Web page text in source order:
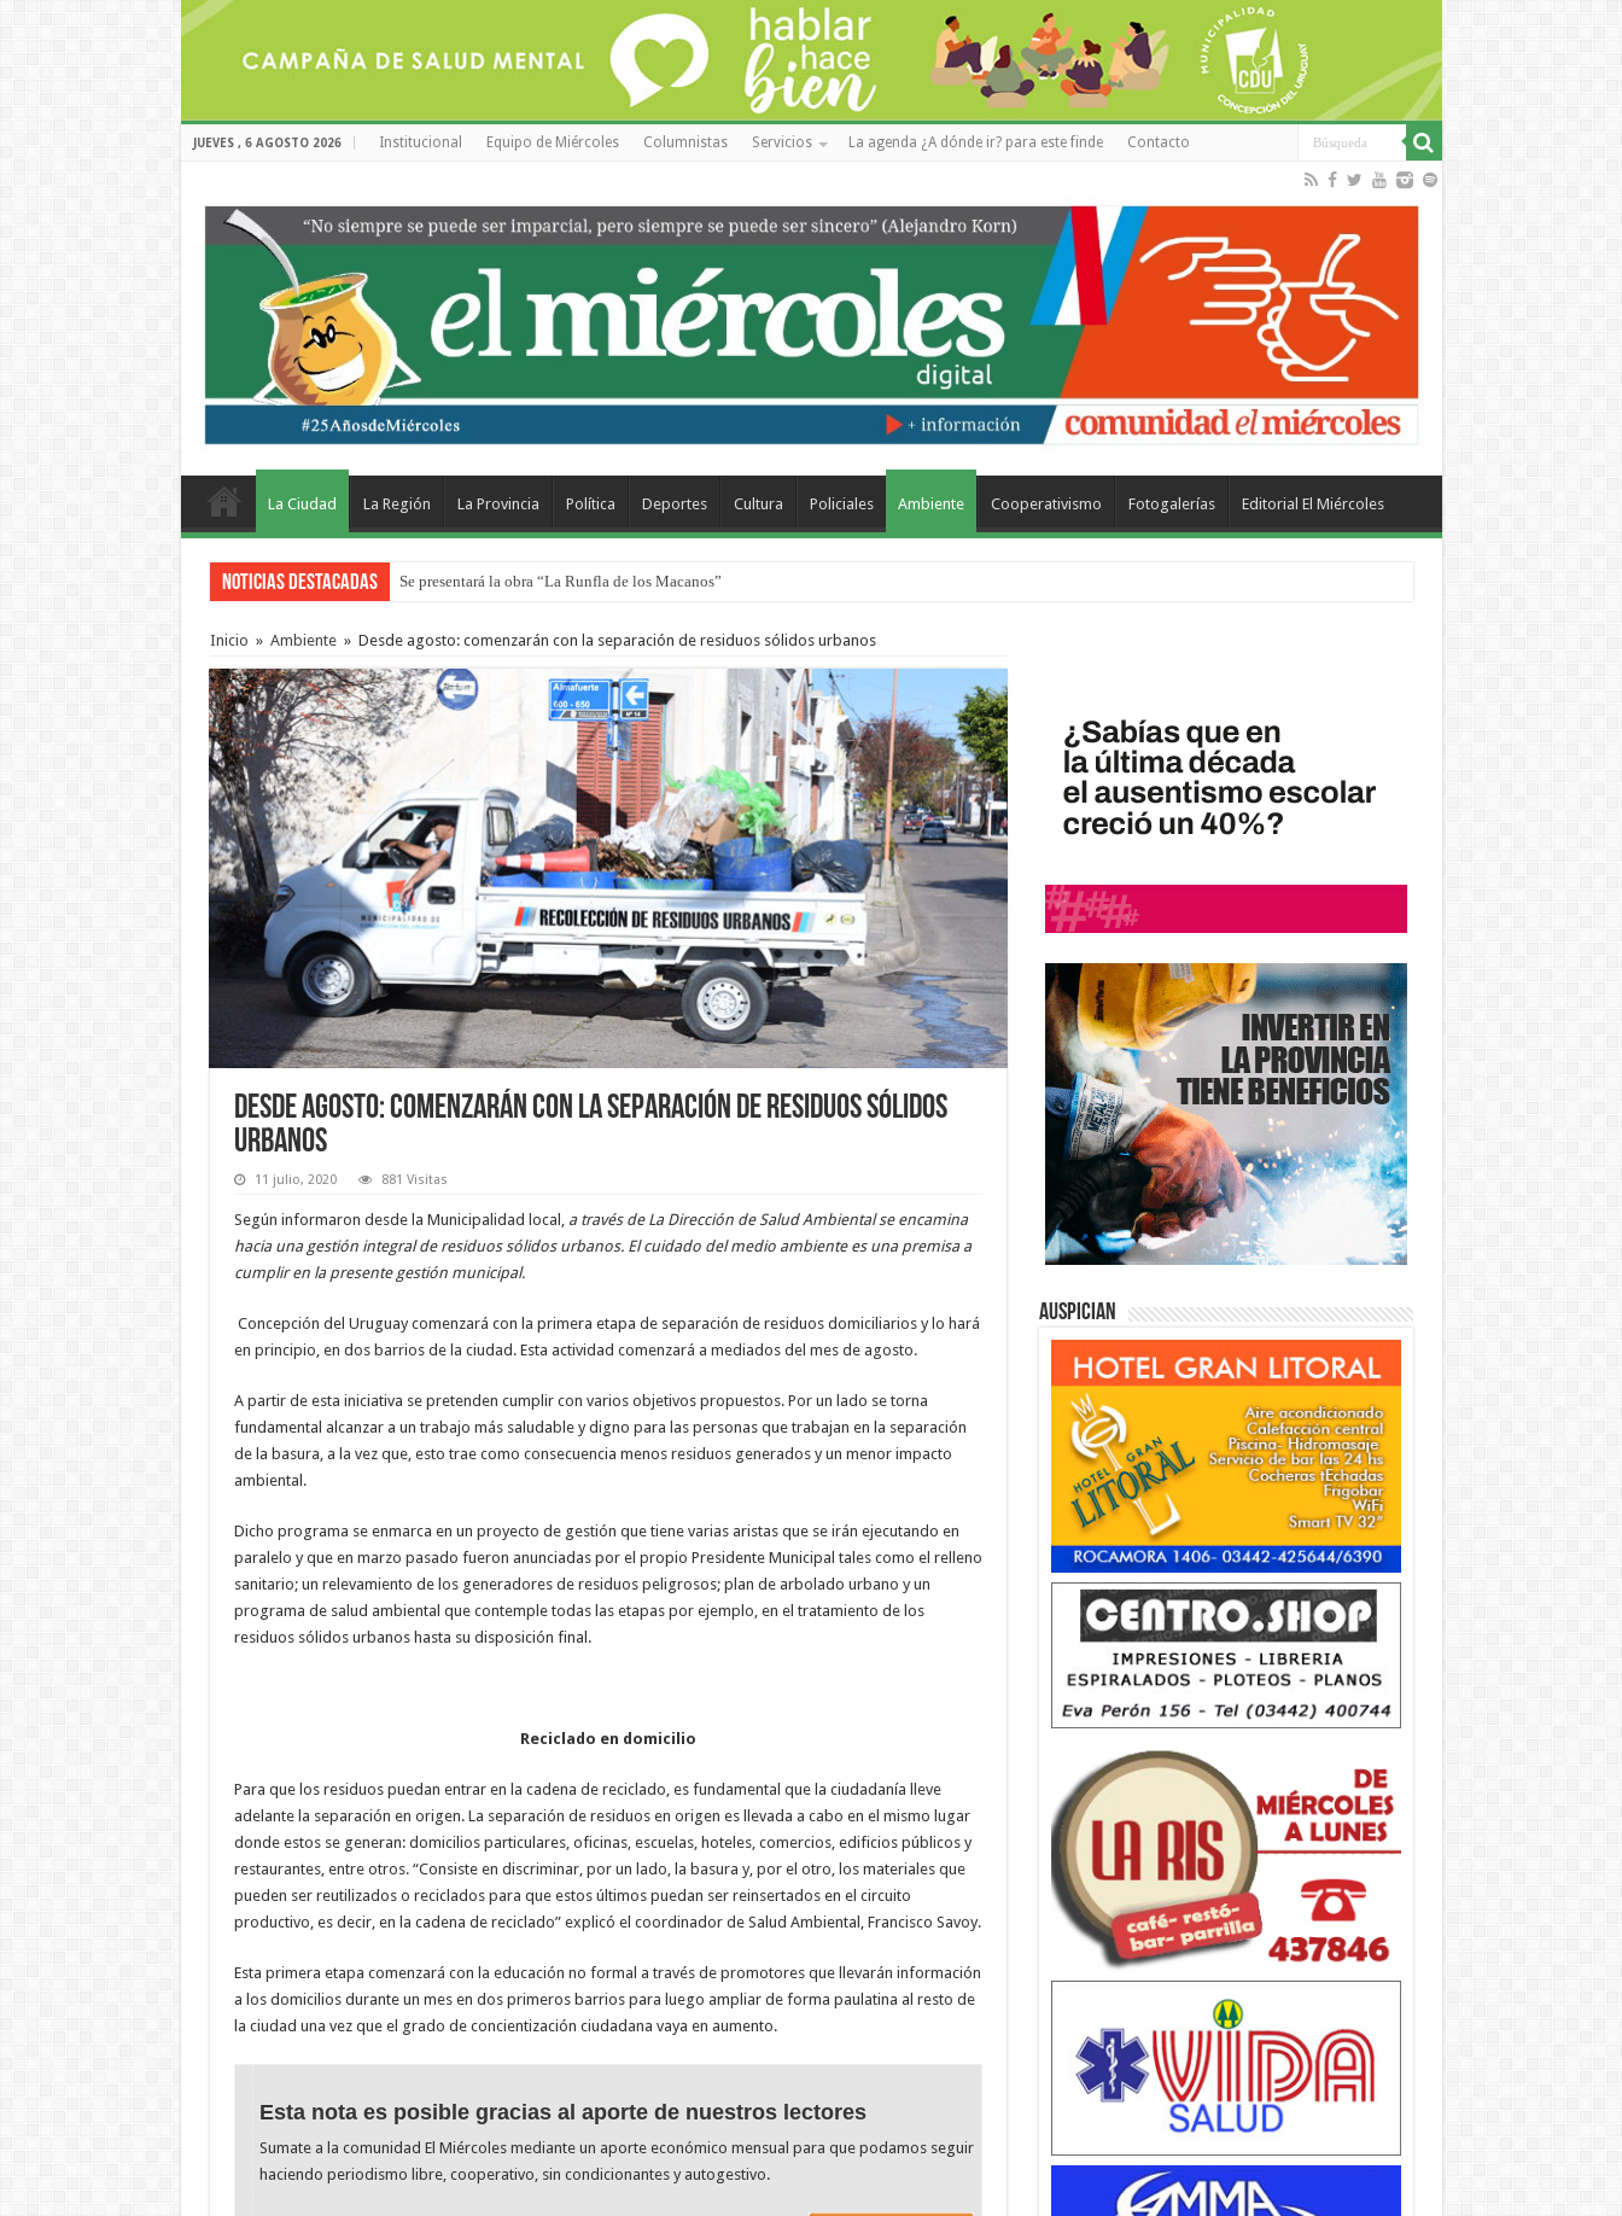
JUEVES , 6 AGOSTO 2026 Institucional Equipo de Miércoles Columnistas Servicios La agenda ¿A dónde ir? para este finde Contacto
La Ciudad La Región La Provincia Política Deportes Cultura Policiales Ambiente Cooperativismo Fotogalerías Editorial El Miércoles
Noticias Destacadas Se presentará la obra “La Runfla de los Macanos”
Preparan otro encuentro de autos clásicos y antiguos
Inicio » Ambiente » Desde agosto: comenzarán con la separación de residuos sólidos urbanos
Desde agosto: comenzarán con la separación de residuos sólidos
urbanos
11 julio, 2020 881 Visitas
Según informaron desde la Municipalidad local, a través de La Dirección de Salud Ambiental se encamina
hacia una gestión integral de residuos sólidos urbanos. El cuidado del medio ambiente es una premisa a
cumplir en la presente gestión municipal.
Concepción del Uruguay comenzará con la primera etapa de separación de residuos domiciliarios y lo hará
en principio, en dos barrios de la ciudad. Esta actividad comenzará a mediados del mes de agosto.
A partir de esta iniciativa se pretenden cumplir con varios objetivos propuestos. Por un lado se torna
fundamental alcanzar a un trabajo más saludable y digno para las personas que trabajan en la separación
de la basura, a la vez que, esto trae como consecuencia menos residuos generados y un menor impacto
ambiental.
Dicho programa se enmarca en un proyecto de gestión que tiene varias aristas que se irán ejecutando en
paralelo y que en marzo pasado fueron anunciadas por el propio Presidente Municipal tales como el relleno
sanitario; un relevamiento de los generadores de residuos peligrosos; plan de arbolado urbano y un
programa de salud ambiental que contemple todas las etapas por ejemplo, en el tratamiento de los
residuos sólidos urbanos hasta su disposición final.
Reciclado en domicilio
Para que los residuos puedan entrar en la cadena de reciclado, es fundamental que la ciudadanía lleve
adelante la separación en origen. La separación de residuos en origen es llevada a cabo en el mismo lugar
donde estos se generan: domicilios particulares, oficinas, escuelas, hoteles, comercios, edificios públicos y
restaurantes, entre otros. “Consiste en discriminar, por un lado, la basura y, por el otro, los materiales que
pueden ser reutilizados o reciclados para que estos últimos puedan ser reinsertados en el circuito
productivo, es decir, en la cadena de reciclado” explicó el coordinador de Salud Ambiental, Francisco Savoy.
Esta primera etapa comenzará con la educación no formal a través de promotores que llevarán información
a los domicilios durante un mes en dos primeros barrios para luego ampliar de forma paulatina al resto de
la ciudad una vez que el grado de concientización ciudadana vaya en aumento.
Esta nota es posible gracias al aporte de nuestros lectores
Sumate a la comunidad El Miércoles mediante un aporte económico mensual para que podamos seguir
haciendo periodismo libre, cooperativo, sin condicionantes y autogestivo.
Auspician